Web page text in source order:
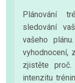
Plánování
sledování
vašeho
vyhodnocení,
zjistěte proč.
intenzitu